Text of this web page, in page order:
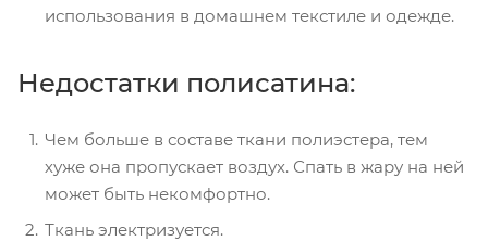
использования в домашнем текстиле и одежде.
Недостатки полисатина:
Чем больше в составе ткани полиэстера, тем
хуже она пропускает воздух. Спать в жару на ней
может быть некомфортно.
Ткань электризуется.